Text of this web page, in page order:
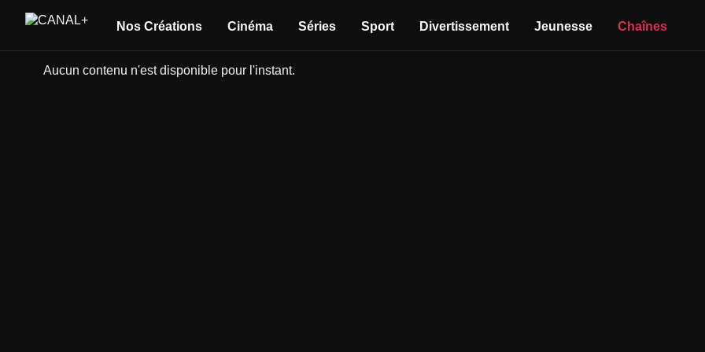
Nos Créations Cinéma Séries Sport Divertissement Jeunesse Chaînes
Aucun contenu n'est disponible pour l'instant.